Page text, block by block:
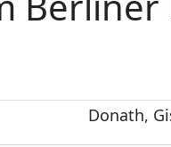
Donath,